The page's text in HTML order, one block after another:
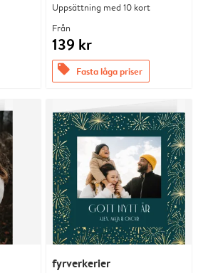
Uppsättning med 10 kort
Från
139 kr
offers Fasta låga priser
fyrverkerier